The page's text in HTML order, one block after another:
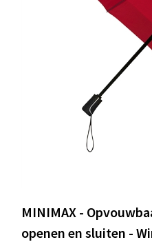
MINIMAX -
openen en sluiten -